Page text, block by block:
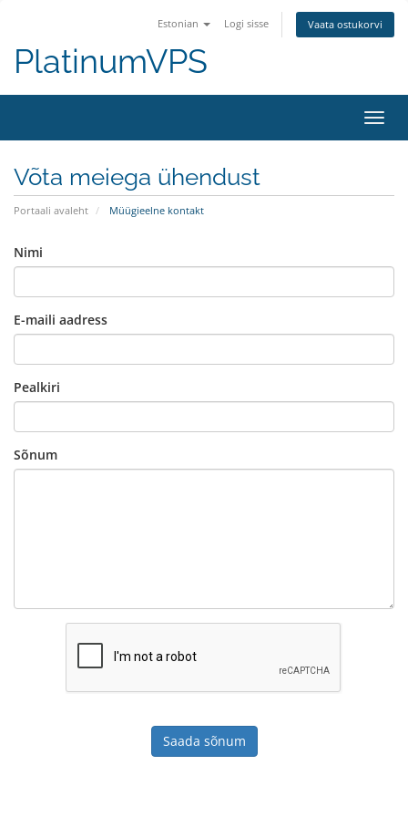
Estonian Logi sisse Vaata ostukorvi
PlatinumVPS
Võta meiega ühendust
Portaali avaleht Müügieelne kontakt
Nimi
E-maili aadress
Pealkiri
Sõnum
Saada sõnum